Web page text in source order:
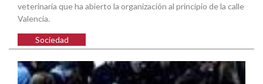
veterinaria que ha abierto la organización al principio de la calle
Valencia.
Sociedad